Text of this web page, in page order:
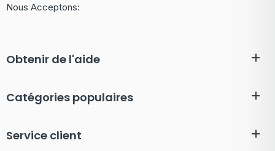
Nous Acceptons:
Obtenir de l'aide
Catégories populaires
Service client